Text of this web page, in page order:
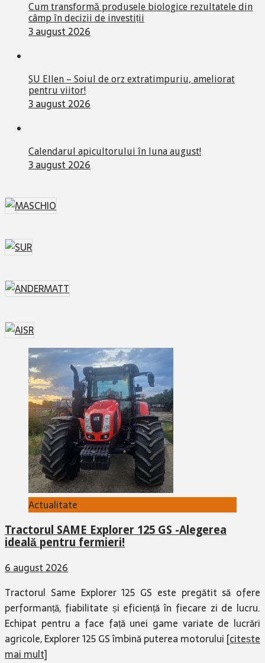
Cum transformă produsele biologice rezultatele din
câmp în decizii de investiții
3 august 2026
SU Ellen – Soiul de orz extratimpuriu, ameliorat
pentru viitor!
3 august 2026
Calendarul apicultorului în luna august!
3 august 2026
Actualitate
Tractorul SAME Explorer 125 GS -Alegerea
ideală pentru fermieri!
6 august 2026
Tractorul Same Explorer 125 GS este pregătit să ofere
performanță, fiabilitate și eficiență în fiecare zi de lucru.
Echipat pentru a face față unei game variate de lucrări
agricole, Explorer 125 GS îmbină puterea motorului [citește
mai mult]